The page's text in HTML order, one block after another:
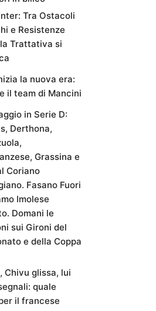
Tra Ostacoli
e Resistenze
Trattativa si
la nuova era:
il team di Mancini
in Serie D:
Derthona,
Grassina e
Coriano
Fasano Fuori
Imolese
Domani le
sui Gironi del
e della Coppa
Chivu glissa, lui
quale
il francese